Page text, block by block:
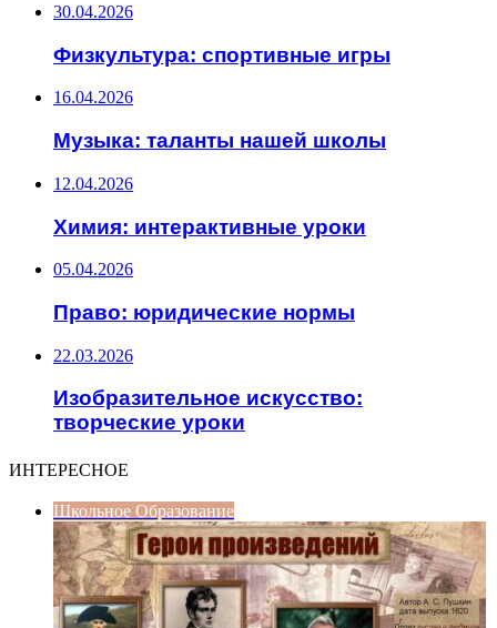
30.04.2026
Физкультура: спортивные игры
16.04.2026
Музыка: таланты нашей школы
12.04.2026
Химия: интерактивные уроки
05.04.2026
Право: юридические нормы
22.03.2026
Изобразительное искусство:
творческие уроки
ИНТЕРЕСНОЕ
Школьное Образование